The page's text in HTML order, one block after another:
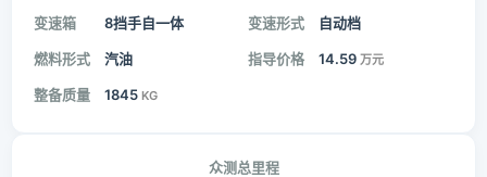
变速箱 8挡手自一体 变速形式 自动档
燃料形式 汽油 指导价格 14.59 万元
整备质量 1845 KG
众测总里程